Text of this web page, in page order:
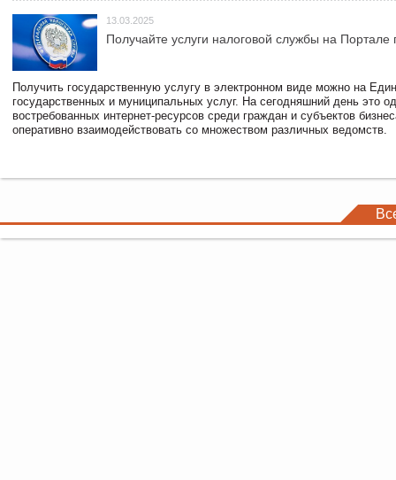
13.03.2025
Получайте услуги налоговой службы на Портале
Получить государственную услугу в электронном виде можно на
государственных и муниципальных услуг. На сегодняшний день это
востребованных интернет-ресурсов среди граждан и субъектов
оперативно взаимодействовать со множеством различных ведомств.